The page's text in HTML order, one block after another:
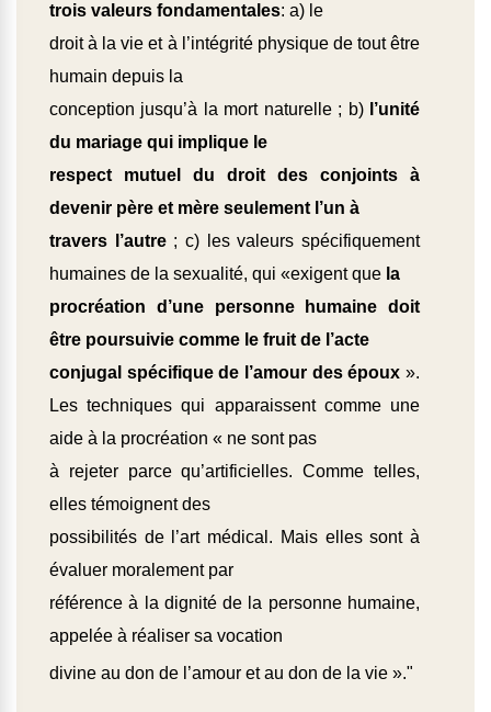
trois valeurs fondamentales: a) le
droit à la vie et à l’intégrité physique de tout être
humain depuis la
conception jusqu’à la mort naturelle ; b)l’unité
du mariage qui implique le
respect mutuel du droit des conjoints à
devenir père et mère seulement l’un à
travers l’autre; c) les valeurs spécifiquement
humaines de la sexualité, qui «exigent que la
procréation d’une personne humaine doit
être poursuivie comme le fruit de l’acte
conjugal spécifique de l’amour des époux ».
Les techniques qui apparaissent comme une
aide à la procréation « ne sont pas
à rejeter parce qu’artificielles. Comme telles,
elles témoignent des
possibilités de l’art médical. Mais elles sont à
évaluer moralement par
référence à la dignité de la personne humaine,
appelée à réaliser sa vocation
divine au don de l’amour et au don de la vie »."